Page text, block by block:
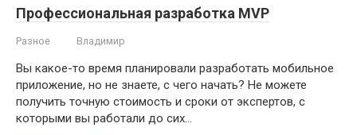
Профессиональная разработка MVP
Разное Владимир
Вы какое-то время планировали разработать мобильное
приложение, но не знаете, с чего начать? Не можете
получить точную стоимость и сроки от экспертов, с
которыми вы работали до сих…